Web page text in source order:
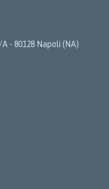
- 80128 Napoli (NA)